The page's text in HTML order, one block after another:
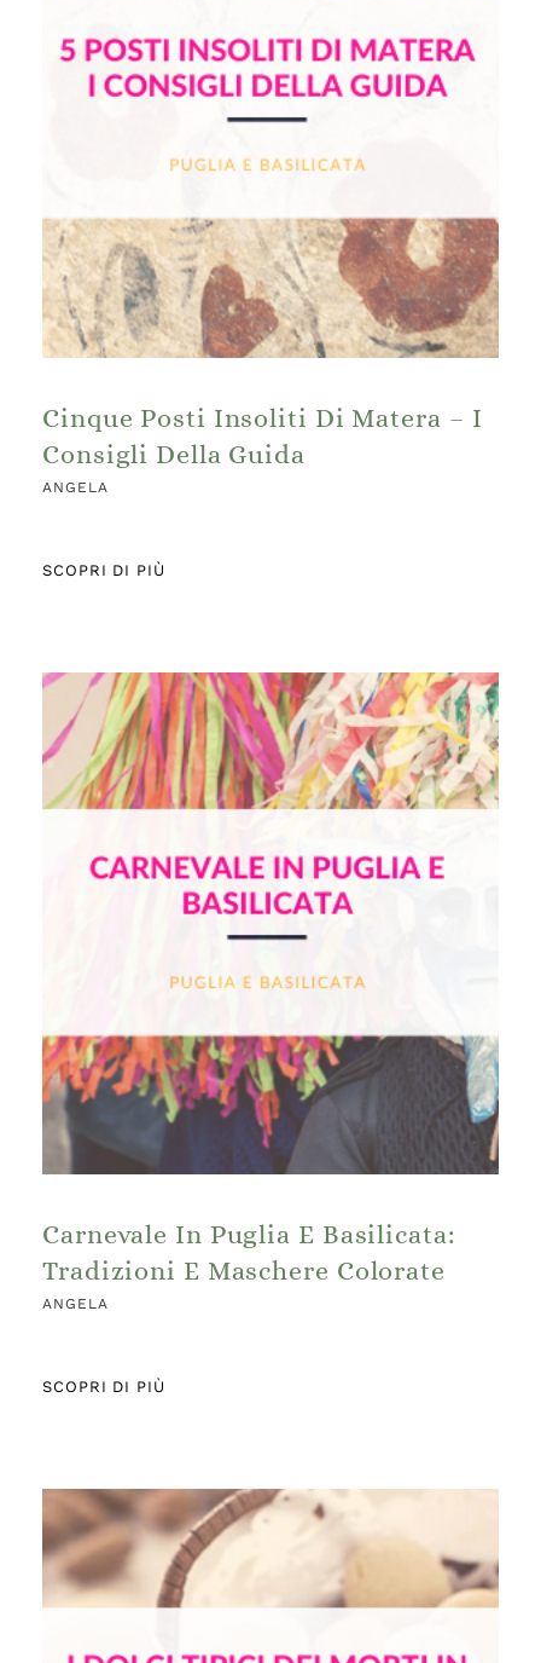
Cinque Posti Insoliti Di Matera – I
Consigli Della Guida
ANGELA
SCOPRI DI PIÙ
Carnevale In Puglia E Basilicata:
Tradizioni E Maschere Colorate
ANGELA
SCOPRI DI PIÙ